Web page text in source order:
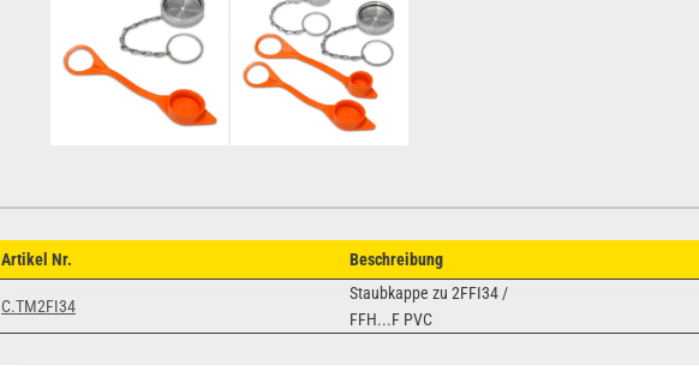
Artikel Nr. Beschreibung
C.TM2FI34
Staubkappe zu 2FFI34 /
FFH...F PVC